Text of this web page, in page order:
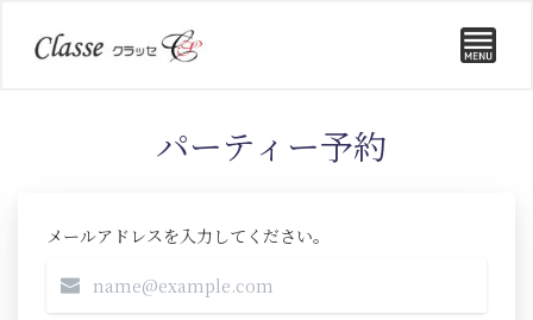
パーティー予約
メールアドレスを入力してください。